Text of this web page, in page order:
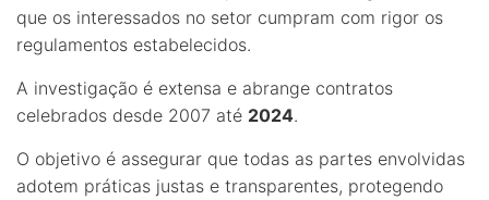
que os interessados no setor cumpram com rigor os
regulamentos estabelecidos.
A investigação é extensa e abrange contratos
celebrados desde 2007 até 2024.
O objetivo é assegurar que todas as partes envolvidas
adotem práticas justas e transparentes, protegendo